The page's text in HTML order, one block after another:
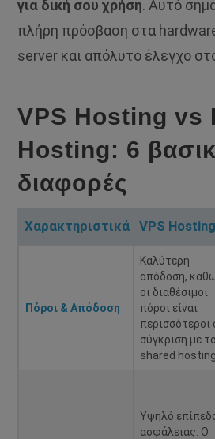
για δική σου χρήση. Αυτό
πλήρη πρόσβαση στα
server και απόλυτο έλεγχο
VPS Hosting vs
Hosting: 6
διαφορές
Χαρακτηριστικά VPS Hosting
Πόροι & Απόδοση
Καλύτερη
απόδοση,
οι διαθέσιμοι
πόροι είναι
περισσότεροι
σύγκριση με το
shared hosting.
Υψηλό
ασφάλειας. Ο